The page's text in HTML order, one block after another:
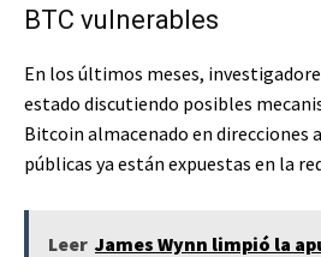
BTC vulnerables
En los últimos meses,
estado discutiendo posibles
Bitcoin almacenado en direcciones
públicas ya están expuestas en la
Leer James Wynn limpió la